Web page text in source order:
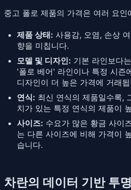
중고 폴로 제품의 가격은 여러 요인
제품 상태: 사용감, 오염, 손상
향을 미칩니다.
모델 및 디자인: 기본 라인보다
'폴로 베어' 라인이나 특정 시즌
디자인이 더 높은 가격에 거래
연식: 최신 연식의 제품일수록,
치가 있는 특정 연식의 제품이
사이즈: 수요가 많은 황금 사이
는 다른 사이즈에 비해 가격이
습니다.
차란의 데이터 기반 투